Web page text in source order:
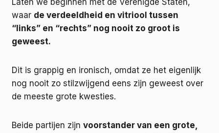
Laten we beginnen met de Verenigde Staten,
waar de verdeeldheid en vitriool tussen
“links” en “rechts” nog nooit zo groot is
geweest.
Dit is grappig en ironisch, omdat ze het eigenlijk
nog nooit zo stilzwijgend eens zijn geweest over
de meeste grote kwesties.
Beide partijen zijn voorstander van een grote,